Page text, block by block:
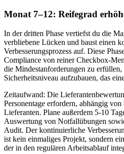
Monat 7–12: Reifegrad
In der dritten Phase vertiefst du die
verbliebene Lücken und baust einen
Verbesserungsprozess auf. Diese
Compliance von reiner Checkbox-
die Mindestanforderungen zu erfüllen,
Sicherheitsniveau aufzubauen, das
Zeitaufwand: Die
Personentage erfordern, abhängig
Lieferanten. Plane außerdem 5-10
Auswertung von Notfallübungen
Audit. Der kontinuierliche
ist kein einmaliges Projekt, sondern
der in den regulären Arbeitsablauf